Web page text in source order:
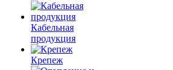
Кабельная
продукция
Крепеж